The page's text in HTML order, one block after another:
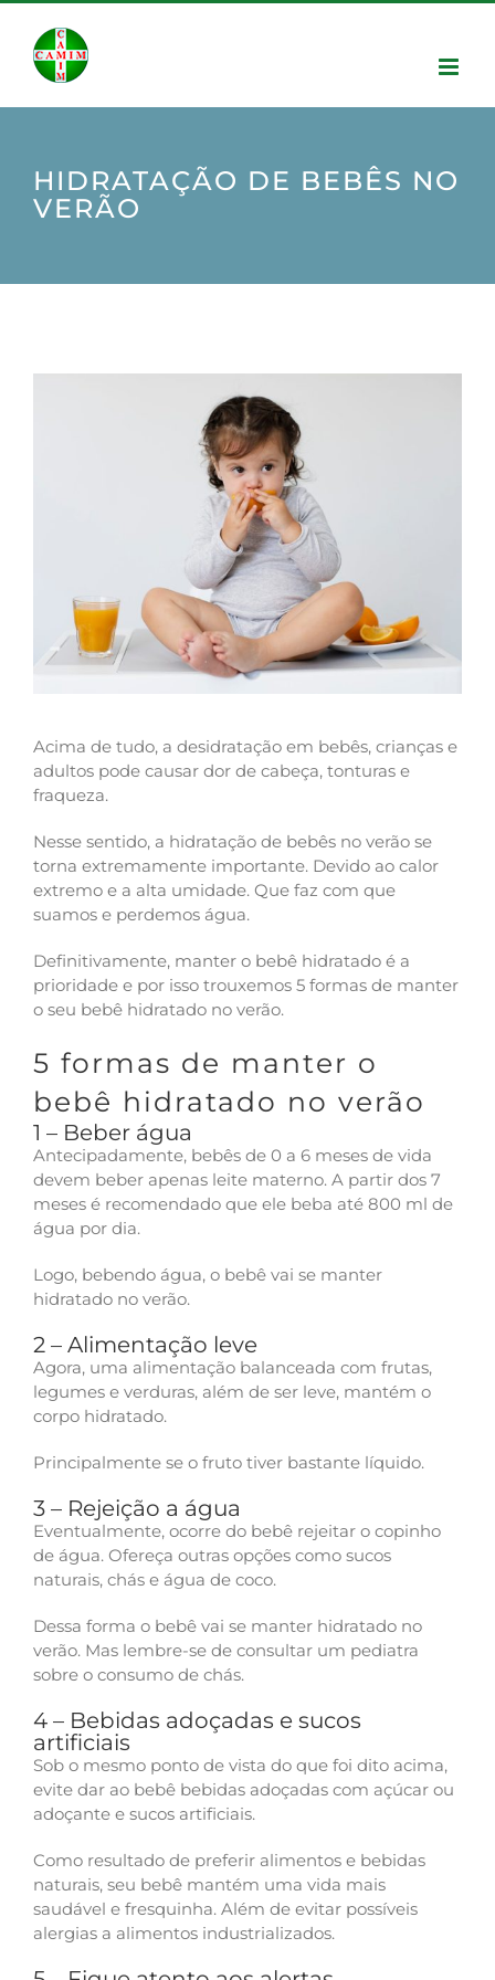
HIDRATAÇÃO DE BEBÊS NO
VERÃO
Acima de tudo, a desidratação em bebês, crianças e
adultos pode causar dor de cabeça, tonturas e
fraqueza.
Nesse sentido, a hidratação de bebês no verão se
torna extremamente importante. Devido ao calor
extremo e a alta umidade. Que faz com que
suamos e perdemos água.
Definitivamente, manter o bebê hidratado é a
prioridade e por isso trouxemos 5 formas de manter
o seu bebê hidratado no verão.
5 formas de manter o
bebê hidratado no verão
1 – Beber água
Antecipadamente, bebês de 0 a 6 meses de vida
devem beber apenas leite materno. A partir dos 7
meses é recomendado que ele beba até 800 ml de
água por dia.
Logo, bebendo água, o bebê vai se manter
hidratado no verão.
2 – Alimentação leve
Agora, uma alimentação balanceada com frutas,
legumes e verduras, além de ser leve, mantém o
corpo hidratado.
Principalmente se o fruto tiver bastante líquido.
3 – Rejeição a água
Eventualmente, ocorre do bebê rejeitar o copinho
de água. Ofereça outras opções como sucos
naturais, chás e água de coco.
Dessa forma o bebê vai se manter hidratado no
verão. Mas lembre-se de consultar um pediatra
sobre o consumo de chás.
4 – Bebidas adoçadas e sucos
artificiais
Sob o mesmo ponto de vista do que foi dito acima,
evite dar ao bebê bebidas adoçadas com açúcar ou
adoçante e sucos artificiais.
Como resultado de preferir alimentos e bebidas
naturais, seu bebê mantém uma vida mais
saudável e fresquinha. Além de evitar possíveis
alergias a alimentos industrializados.